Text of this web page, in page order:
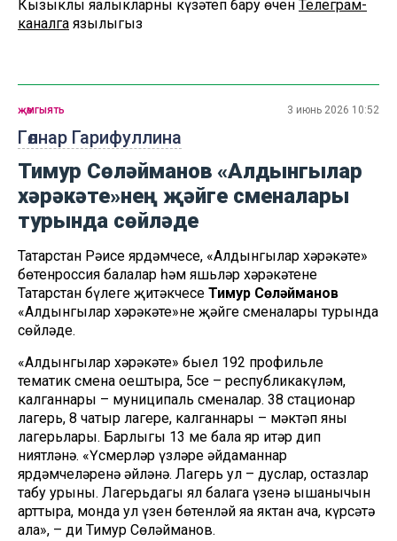
Кызыклы яңалыкларны күзәтеп бару өчен Телеграм-
каналга язылыгыз
Гөлнар Гарифуллина
җәмгыять 3 июнь 2026 10:52
Тимур Сөләйманов «Алдынгылар
хәрәкәте»нең җәйге сменалары
турында сөйләде
Татарстан Рәисе ярдәмчесе, «Алдынгылар хәрәкәте»
бөтенроссия балалар һәм яшьләр хәрәкәтенең
Татарстан бүлеге җитәкчесе Тимур Сөләйманов
«Алдынгылар хәрәкәте»нең җәйге сменалары турында
сөйләде.
«Алдынгылар хәрәкәте» быел 192 профильле
тематик смена оештыра, 5се – республикакүләм,
калганнары – муниципаль сменалар. 38 стационар
лагерь, 8 чатыр лагере, калганнары – мәктәп яны
лагерьлары. Барлыгы 13 мең бала яр итәр дип
ниятләнә. «Үсмерләр үзләре әйдаманнар
ярдәмчеләренә әйләнә. Лагерь ул – дуслар, остазлар
табу урыны. Лагерьдагы ял балага үзенә ышанычын
арттыра, монда ул үзен бөтенләй яңа яктан ача, күрсәтә
ала», – ди Тимур Сөләйманов.